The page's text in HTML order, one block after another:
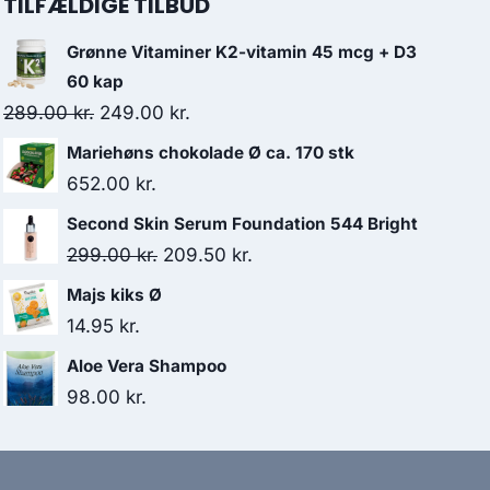
Grønne Vitaminer K2-vitamin 45 mcg + D3
60 kap
289.00kr. Den
oprindelige
pris
289.00 kr..
249.00 kr.
aktuelle
249.00 kr..
Mariehøns chokolade Ø ca. 170 stk
652.00 kr.
Second Skin Serum Foundation 544 Bright
299.00kr. Den
209.50 kr.
Majs kiks Ø
14.95 kr.
Aloe Vera Shampoo
98.00 kr.